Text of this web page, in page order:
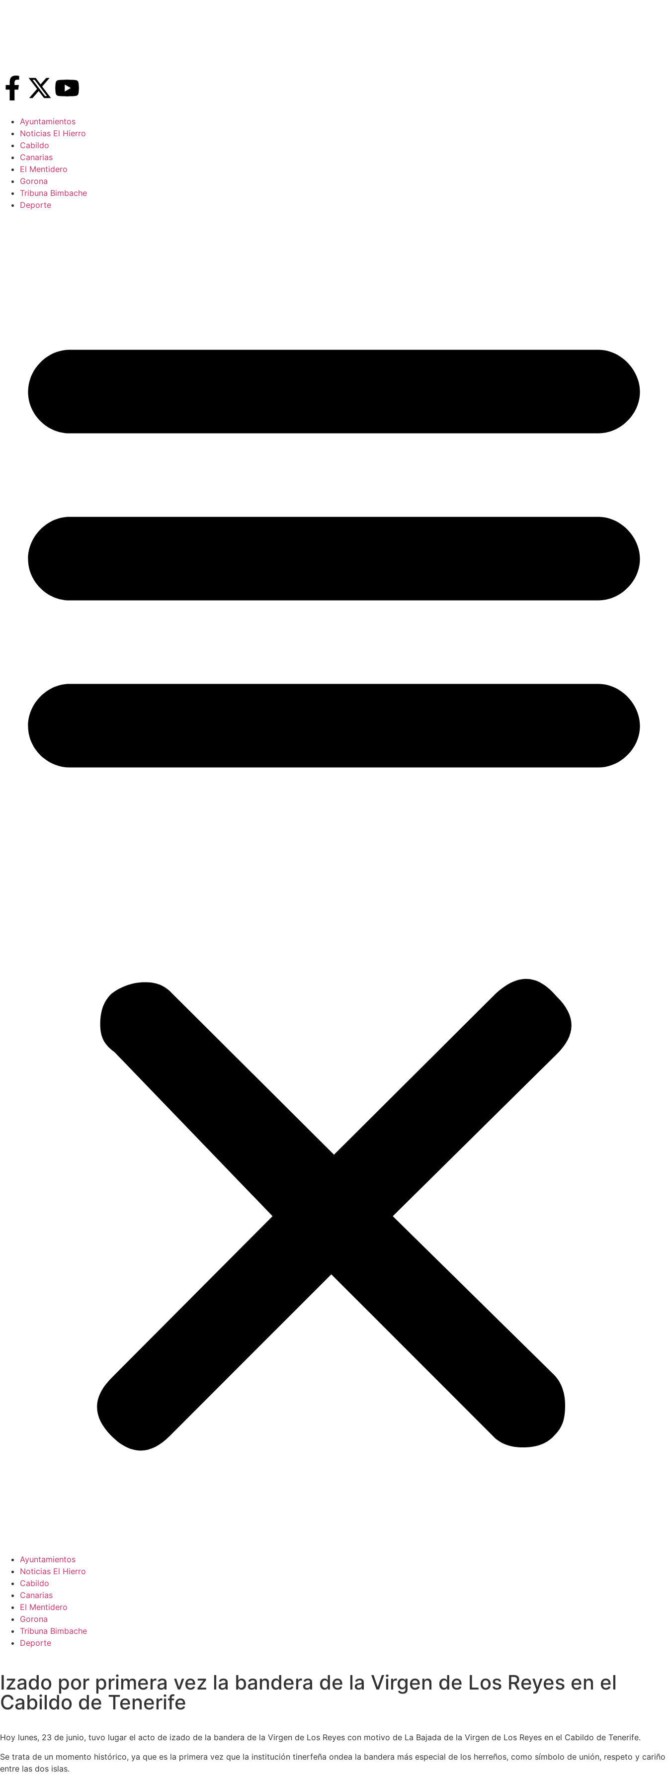
Ayuntamientos
Noticias El Hierro
Cabildo
Canarias
El Mentidero
Gorona
Tribuna Bimbache
Deporte
Ayuntamientos
Noticias El Hierro
Cabildo
Canarias
El Mentidero
Gorona
Tribuna Bimbache
Deporte
Izado por primera vez la bandera de la Virgen de Los Reyes en el
Cabildo de Tenerife
Hoy lunes, 23 de junio, tuvo lugar el acto de izado de la bandera de la Virgen de Los Reyes con motivo de La Bajada de la Virgen de Los Reyes en el Cabildo de Tenerife.
Se trata de un momento histórico, ya que es la primera vez que la institución tinerfeña ondea la bandera más especial de los herreños, como símbolo de unión, respeto y cariño
entre las dos islas.